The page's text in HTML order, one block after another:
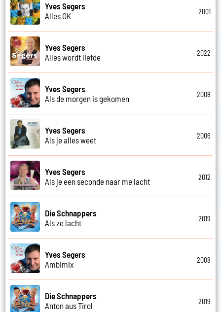
Yves Segers
Alles OK
2001
Yves Segers
Alles wordt liefde
2022
Yves Segers
Als de morgen is gekomen
2008
Yves Segers
Als je alles weet
2006
Yves Segers
Als je een seconde naar me lacht
2012
Die Schnappers
Als ze lacht
2019
Yves Segers
Ambimix
2008
Die Schnappers
Anton aus Tirol
2019